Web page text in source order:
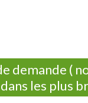
demande (
les plus